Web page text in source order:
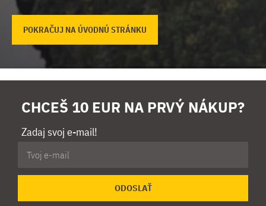
POKRAČUJ NA ÚVODNÚ STRÁNKU
CHCEŠ 10 EUR NA PRVÝ NÁKUP?
Zadaj svoj e-mail!
ODOSLAŤ